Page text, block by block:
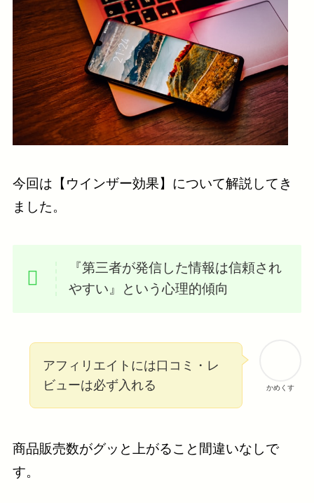
今回は【ウインザー効果】について解説してき
ました。
『第三者が発信した情報は信頼され
やすい』という心理的傾向
かめくす
アフィリエイトには口コミ・レ
ビューは必ず入れる
商品販売数がグッと上がること間違いなしで
す。